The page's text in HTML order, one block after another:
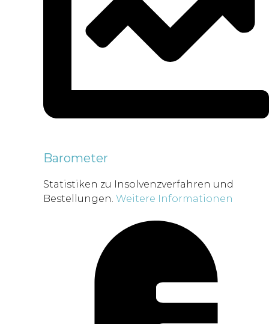
Barometer
Statistiken zu Insolvenzverfahren und
Bestellungen. Weitere Informationen